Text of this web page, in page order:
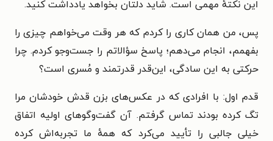
این نکتهٔ مهمی است. شاید دلتان بخواهد یادداشت کنید.
پس، من همان کاری را کردم که هر وقت می‌خواهم چیزی را
بفهمم، انجام می‌دهم؛ پاسخ سؤالاتم را جست‌وجو کردم. چرا
حرکتی به این سادگی، این‌قدر قدرتمند و مُسری است؟
قدم اول: با افرادی که در عکس‌های بزن قدش خودشان مرا
تگ کرده بودند تماس گرفتم. آن گفت‌وگوهای اولیه اتفاق
خیلی جالبی را تأیید می‌کرد که همهٔ ما تجربه‌اش کرده